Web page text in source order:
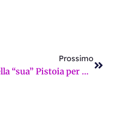
Prossimo
Arrivano le liste elettorali: Tomasi rischia nella “sua” Pistoia per una formalità. E nella Firenze “aperta e inclusiva” si fatica a trovare casa anche solo per un nome straniero. La Firenze sui giornali di domenica 14 settembre